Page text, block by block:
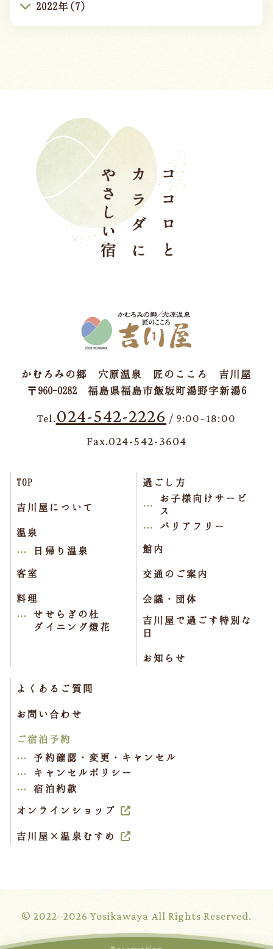
2022年(7)
かむろみの郷 穴原温泉 匠のこころ 吉川屋
〒960-0282 福島県福島市飯坂町湯野字新湯6
Tel. 024-542-2226 / 9:00~18:00
Fax.024-542-3604
TOP
吉川屋について
温泉
日帰り温泉
客室
料理
せせらぎの杜
ダイニング燈花
過ごし方
お子様向けサービ
ス
バリアフリー
館内
交通のご案内
会議・団体
吉川屋で過ごす特別な
日
お知らせ
よくあるご質問
お問い合わせ
ご宿泊予約
予約確認・変更・キャンセル
キャンセルポリシー
宿泊約款
オンラインショップ
吉川屋×温泉むすめ
© 2022–2026 Yosikawaya All Rights Reserved.